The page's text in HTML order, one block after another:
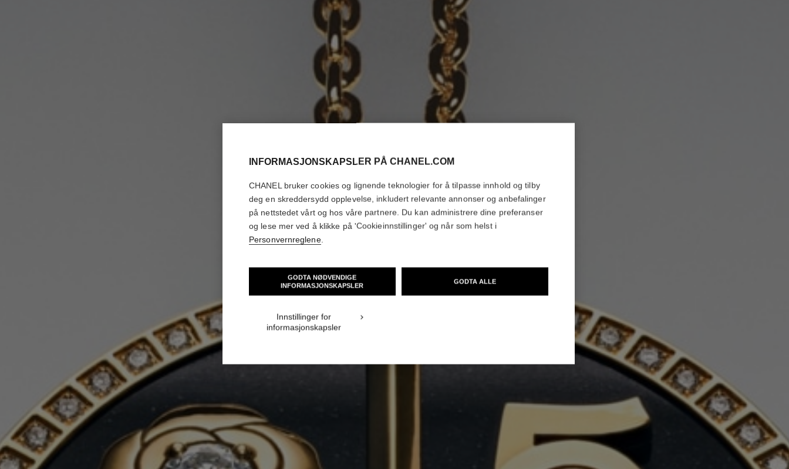
INFORMASJONSKAPSLER PÅ CHANEL.COM
CHANEL bruker cookies og lignende teknologier for å tilpasse innhold og tilby
deg en skreddersydd opplevelse, inkludert relevante annonser og anbefalinger
på nettstedet vårt og hos våre partnere. Du kan administrere dine preferanser
og lese mer ved å klikke på 'Cookieinnstillinger' og når som helst i
Personvernreglene.
GODTA NØDVENDIGE
INFORMASJONSKAPSLER
GODTA ALLE
Innstillinger for
informasjonskapsler